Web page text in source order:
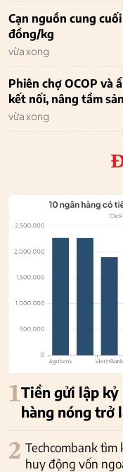
Cạn nguồn cung
đồng/kg
vừa xong
Phiên chợ OCOP và
kết nối, nâng tầm
vừa xong
1Tiền gửi lập kỷ
hàng nóng trở
2 Techcombank tìm
huy động vốn